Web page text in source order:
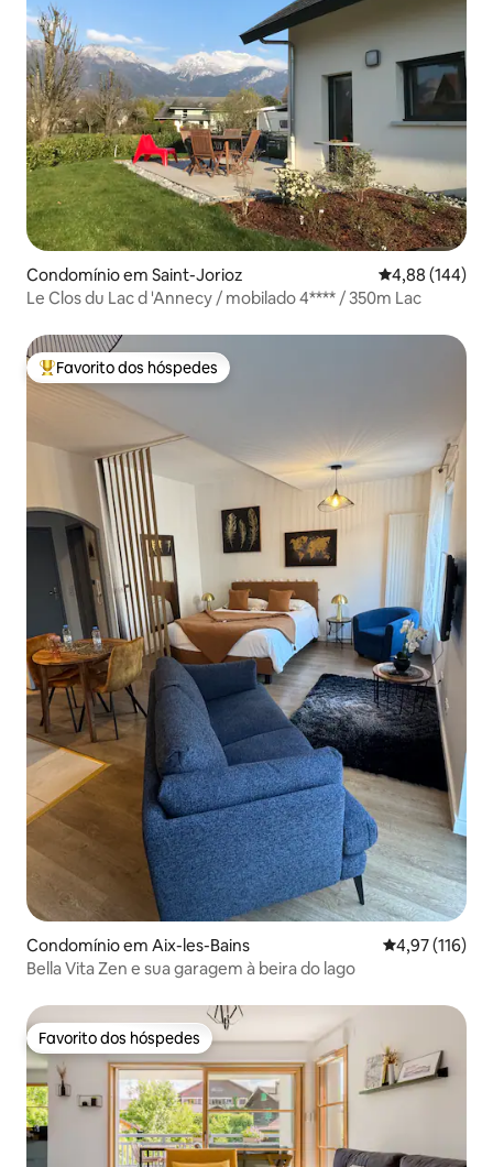
Condomínio em Saint-Jorioz Classificação
4,88 (144)
Le Clos du Lac d 'Annecy / mobilado 4**** / 350m Lac
Favoritos dos hóspedes mais apreciados
Favorito dos hóspedes
Condomínio em Aix-les-Bains Classificação
4,97 (116)
Bella Vita Zen e sua garagem à beira do lago
Favorito dos hóspedes
Favorito dos hóspedes